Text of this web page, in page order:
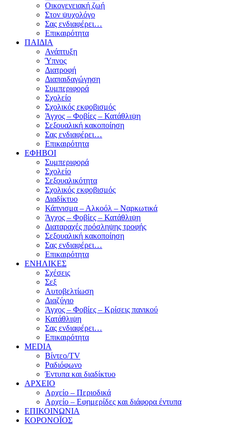
Οικογενειακή ζωή
Στον ψυχολόγο
Σας ενδιαφέρει…
Επικαιρότητα
ΠΑΙΔΙΑ
Ανάπτυξη
Ύπνος
Διατροφή
Διαπαιδαγώγηση
Συμπεριφορά
Σχολείο
Σχολικός εκφοβισμός
Άγχος – Φοβίες – Κατάθλιψη
Σεξουαλική κακοποίηση
Σας ενδιαφέρει…
Επικαιρότητα
ΕΦΗΒΟΙ
Συμπεριφορά
Σχολείο
Σεξουαλικότητα
Σχολικός εκφοβισμός
Διαδίκτυο
Κάπνισμα – Αλκοόλ – Ναρκωτικά
Άγχος – Φοβίες – Κατάθλιψη
Διαταραχές πρόσληψης τροφής
Σεξουαλική κακοποίηση
Σας ενδιαφέρει…
Επικαιρότητα
ΕΝΗΛΙΚΕΣ
Σχέσεις
Σεξ
Αυτοβελτίωση
Διαζύγιο
Άγχος – Φοβίες – Κρίσεις πανικού
Κατάθλιψη
Σας ενδιαφέρει…
Επικαιρότητα
MEDIA
Βίντεο/TV
Ραδιόφωνο
Έντυπα και διαδίκτυο
ΑΡΧΕΙΟ
Αρχείο – Περιοδικά
Αρχείο – Εφημερίδες και διάφορα έντυπα
ΕΠΙΚΟΙΝΩΝΙΑ
ΚΟΡΟΝΟΪΟΣ